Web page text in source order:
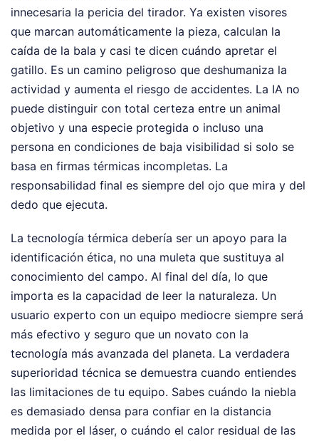
innecesaria la pericia del tirador. Ya existen visores
que marcan automáticamente la pieza, calculan la
caída de la bala y casi te dicen cuándo apretar el
gatillo. Es un camino peligroso que deshumaniza la
actividad y aumenta el riesgo de accidentes. La IA no
puede distinguir con total certeza entre un animal
objetivo y una especie protegida o incluso una
persona en condiciones de baja visibilidad si solo se
basa en firmas térmicas incompletas. La
responsabilidad final es siempre del ojo que mira y del
dedo que ejecuta.
La tecnología térmica debería ser un apoyo para la
identificación ética, no una muleta que sustituya al
conocimiento del campo. Al final del día, lo que
importa es la capacidad de leer la naturaleza. Un
usuario experto con un equipo mediocre siempre será
más efectivo y seguro que un novato con la
tecnología más avanzada del planeta. La verdadera
superioridad técnica se demuestra cuando entiendes
las limitaciones de tu equipo. Sabes cuándo la niebla
es demasiado densa para confiar en la distancia
medida por el láser, o cuándo el calor residual de las